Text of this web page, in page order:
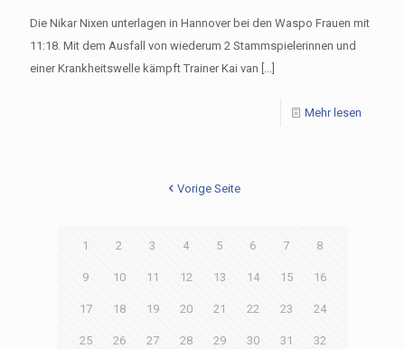
Die Nikar Nixen unterlagen in Hannover bei den Waspo Frauen mit
11:18. Mit dem Ausfall von wiederum 2 Stammspielerinnen und
einer Krankheitswelle kämpft Trainer Kai van […]
Mehr lesen
Vorige Seite
1 2 3 4 5 6 7 8
9 10 11 12 13 14 15 16
17 18 19 20 21 22 23 24
25 26 27 28 29 30 31 32